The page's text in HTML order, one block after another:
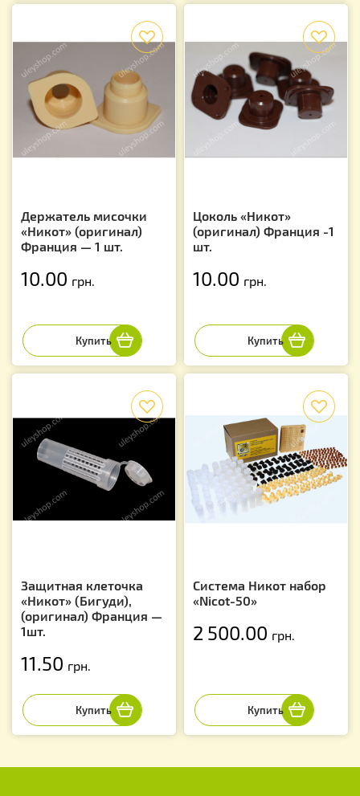
Держатель мисочки
«Никот» (оригинал)
Франция — 1 шт.
10.00 грн.
Цоколь «Никот»
(оригинал) Франция -1
шт.
10.00 грн.
Защитная клеточка
«Никот» (Бигуди),
(оригинал) Франция —
1шт.
11.50 грн.
Система Никот набор
«Nicot-50»
2 500.00 грн.